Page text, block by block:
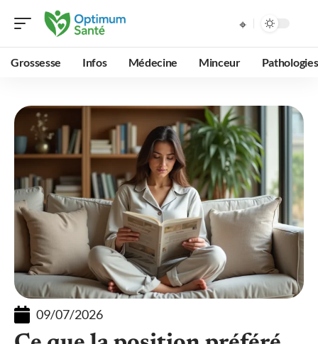
Grossesse Infos Médecine Minceur Pathologies
09/07/2026